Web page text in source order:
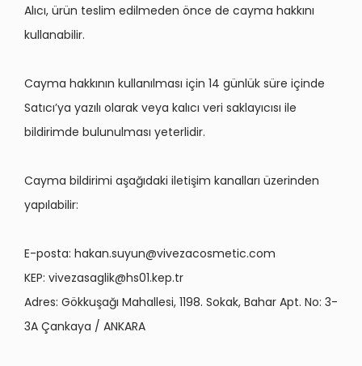
Alıcı, ürün teslim edilmeden önce de cayma hakkını
kullanabilir.
Cayma hakkının kullanılması için 14 günlük süre içinde
Satıcı’ya yazılı olarak veya kalıcı veri saklayıcısı ile
bildirimde bulunulması yeterlidir.
Cayma bildirimi aşağıdaki iletişim kanalları üzerinden
yapılabilir:
E-posta: hakan.suyun@vivezacosmetic.com
KEP: vivezasaglik@hs01.kep.tr
Adres: Gökkuşağı Mahallesi, 1198. Sokak, Bahar Apt. No: 3-
3A Çankaya / ANKARA